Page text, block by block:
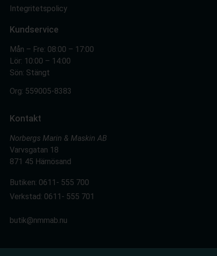
Integritetspolicy
Kundservice
Mån – Fre: 08:00 – 17:00
Lör: 10:00 – 14:00
Sön: Stängt
Org: 559005-8383
Kontakt
Norbergs Marin & Maskin AB
Varvsgatan 18
871 45 Härnösand
Butiken: 0611- 555 700
Verkstad: 0611- 555 701
butik@nmmab.nu